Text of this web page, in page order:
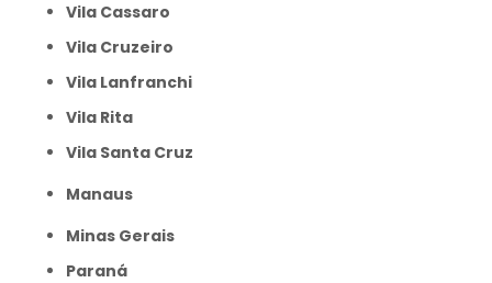
Vila Cassaro
Vila Cruzeiro
Vila Lanfranchi
Vila Rita
Vila Santa Cruz
Manaus
Minas Gerais
Paraná